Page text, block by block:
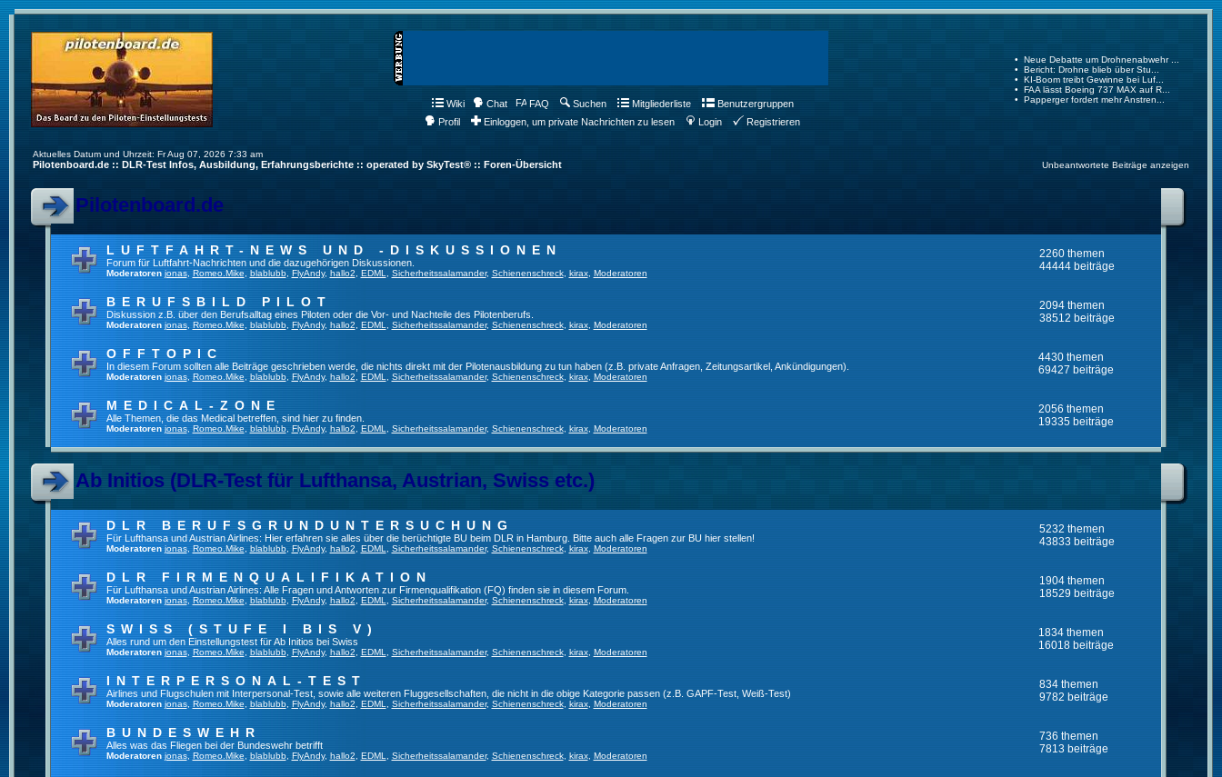
Wiki Chat FAQ Suchen Mitgliederliste
Benutzergruppen
Profil
Einloggen, um private Nachrichten zu lesen Login Registrieren
Aktuelles Datum und Uhrzeit: Fr Aug 07, 2026 7:33 am
Pilotenboard.de :: DLR-Test Infos, Ausbildung, Erfahrungsberichte :: operated by SkyTest® :: Foren-Übersicht Unbeantwortete Beiträge anzeigen
Pilotenboard.de
LUFTFAHRT-NEWS UND -DISKUSSIONEN
Forum für Luftfahrt-Nachrichten und die dazugehörigen Diskussionen.
Moderatoren jonas, Romeo.Mike blablubb, FlyAndy, hallo2 EDML Sicherheitssalamander, Schienenschreck, kirax, Moderatoren
2260 themen
44444 beiträge
BERUFSBILD PILOT
Diskussion z.B. über den Berufsalltag eines Piloten oder die Vor- und Nachteile des Pilotenberufs.
Moderatoren jonas, Romeo.Mike, blablubb, FlyAndy, hallo2 EDML Sicherheitssalamander, Schienenschreck, kirax, Moderatoren
2094 themen
38512 beiträge
OFFTOPIC
In diesem Forum sollten alle Beiträge geschrieben werde, die nichts direkt mit der Pilotenausbildung zu tun haben (z.B. private Anfragen, Zeitungsartikel, Ankündigungen).
Moderatoren jonas, Romeo.Mike blablubb, FlyAndy, hallo2 EDML Sicherheitssalamander, Schienenschreck, kirax, Moderatoren
4430 themen
69427 beiträge
MEDICAL-ZONE
Alle Themen, die das Medical betreffen, sind hier zu finden.
Moderatoren jonas, Romeo.Mike, blablubb, FlyAndy, hallo2 EDML Sicherheitssalamander, Schienenschreck, kirax, Moderatoren
2056 themen
19335 beiträge
Ab Initios (DLR-Test für Lufthansa, Austrian, Swiss etc.)
DLR BERUFSGRUNDUNTERSUCHUNG
Für Lufthansa und Austrian Airlines: Hier erfahren sie alles über die berüchtigte BU beim DLR in Hamburg. Bitte auch alle Fragen zur BU hier stellen!
Moderatoren jonas, Romeo.Mike blablubb, FlyAndy, hallo2 EDML Sicherheitssalamander, Schienenschreck, kirax, Moderatoren
5232 themen
43833 beiträge
DLR FIRMENQUALIFIKATION
Für Lufthansa und Austrian Airlines: Alle Fragen und Antworten zur Firmenqualifikation (FQ) finden sie in diesem Forum.
Moderatoren jonas, Romeo.Mike, blablubb, FlyAndy, hallo2 EDML Sicherheitssalamander, Schienenschreck, kirax, Moderatoren
1904 themen
18529 beiträge
SWISS (STUFE I BIS V)
Alles rund um den Einstellungstest für Ab Initios bei Swiss
Moderatoren jonas, Romeo.Mike blablubb, FlyAndy, hallo2 EDML Sicherheitssalamander, Schienenschreck, kirax, Moderatoren
1834 themen
16018 beiträge
INTERPERSONAL-TEST
Airlines und Flugschulen mit Interpersonal-Test, sowie alle weiteren Fluggesellschaften, die nicht in die obige Kategorie passen (z.B. GAPF-Test, Weiß-Test)
Moderatoren jonas, Romeo.Mike, blablubb, FlyAndy, hallo2 EDML Sicherheitssalamander, Schienenschreck, kirax, Moderatoren
834 themen
9782 beiträge
BUNDESWEHR
Alles was das Fliegen bei der Bundeswehr betrifft
Moderatoren jonas, Romeo.Mike blablubb, FlyAndy, hallo2 EDML Sicherheitssalamander, Schienenschreck, kirax, Moderatoren
736 themen
7813 beiträge